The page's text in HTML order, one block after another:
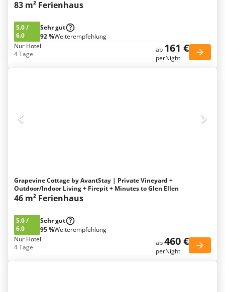
83 m² Ferienhaus
5.0/
6.0
Sehr gut
92 %Weiterempfehlung
Nur Hotel
4 Tage
ab 161 €
perNight
Grapevine Cottage by AvantStay | Private Vineyard +
Outdoor/Indoor Living + Firepit + Minutes to Glen Ellen
46 m² Ferienhaus
5.0/
6.0
Sehr gut
95 %Weiterempfehlung
Nur Hotel
4 Tage
ab460 €
perNight